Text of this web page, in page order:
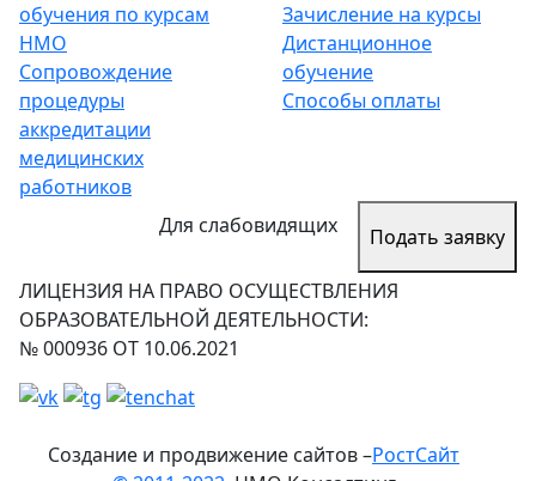
обучения по курсам
НМО
Сопровождение
процедуры
аккредитации
медицинских
работников
Зачисление на курсы
Дистанционное
обучение
Способы оплаты
Для слабовидящих Подать заявку
ЛИЦЕНЗИЯ НА ПРАВО ОСУЩЕСТВЛЕНИЯ
ОБРАЗОВАТЕЛЬНОЙ ДЕЯТЕЛЬНОСТИ:
№ 000936 ОТ 10.06.2021
Создание и продвижение сайтов –РостСайт